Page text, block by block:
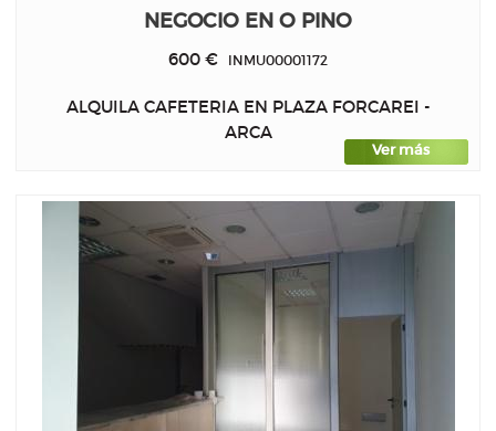
NEGOCIO EN O PINO
600 € INMU00001172
ALQUILA CAFETERIA EN PLAZA FORCAREI -
ARCA
Ver más